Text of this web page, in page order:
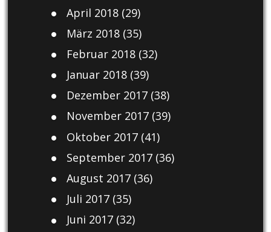
April 2018(29)
März 2018(35)
Februar 2018(32)
Januar 2018(39)
Dezember 2017(38)
November 2017(39)
Oktober 2017(41)
September 2017(36)
August 2017(36)
Juli 2017(35)
Juni 2017(32)